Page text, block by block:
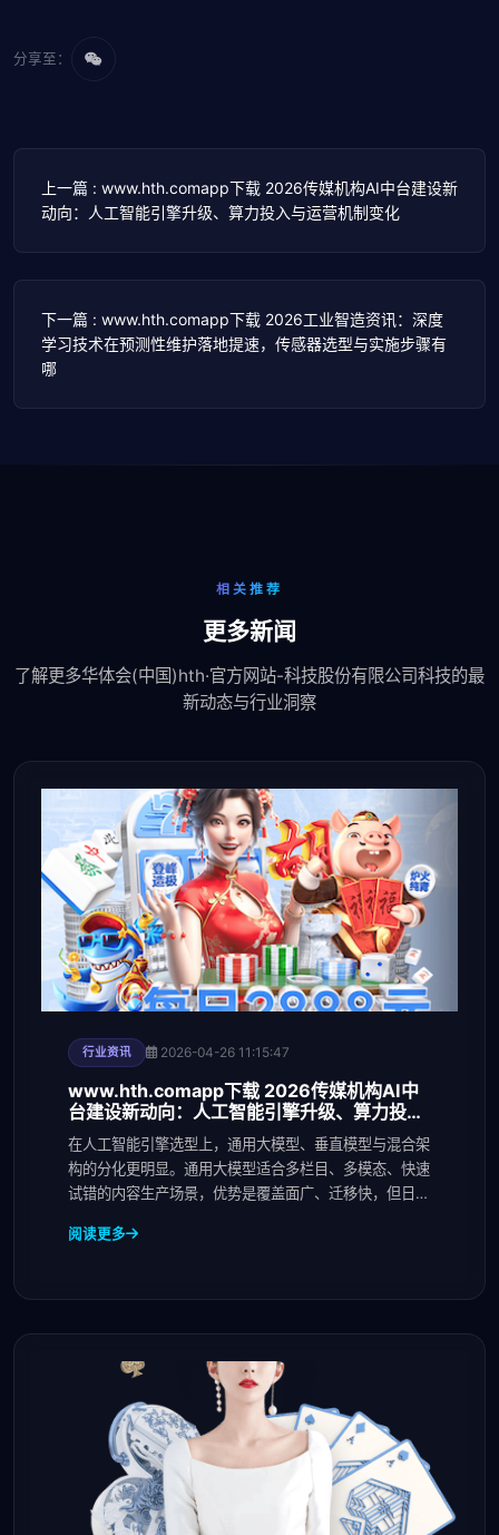
分享至：
上一篇 : www.hth.comapp下载 2026传媒机构AI中台建设新
动向：人工智能引擎升级、算力投入与运营机制变化
下一篇 : www.hth.comapp下载 2026工业智造资讯：深度
学习技术在预测性维护落地提速，传感器选型与实施步骤有
哪
相关推荐
更多新闻
了解更多华体会(中国)hth·官方网站-科技股份有限公司科技的最
新动态与行业洞察
行业资讯 2026-04-26 11:15:47
www.hth.comapp下载 2026传媒机构AI中
台建设新动向：人工智能引擎升级、算力投入
与运营机制变化
在人工智能引擎选型上，通用大模型、垂直模型与混合架
构的分化更明显。通用大模型适合多栏目、多模态、快速
试错的内容生产场景，优势是覆盖面广、迁移快，但日常
阅读更多